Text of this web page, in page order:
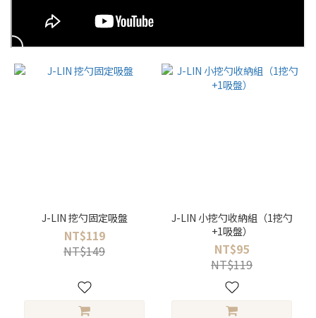
J-LIN 挖勺固定吸盤
NT$119
NT$149
J-LIN 小挖勺收納組（1挖勺
+1吸盤）
NT$95
NT$119